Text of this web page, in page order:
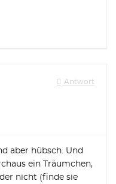
Antwort
aber hübsch. Und
ein Träumchen,
nicht (finde sie